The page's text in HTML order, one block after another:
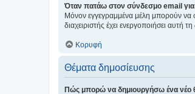
Όταν πατάω στον σύνδεσμο email για
Μόνον εγγεγραμμένα μέλη μπορούν να
διαχειριστής έχει ενεργοποιήσει
Κορυφή
Θέματα δημοσίευσης
Πώς μπορώ να δημιουργήσω ένα νέο